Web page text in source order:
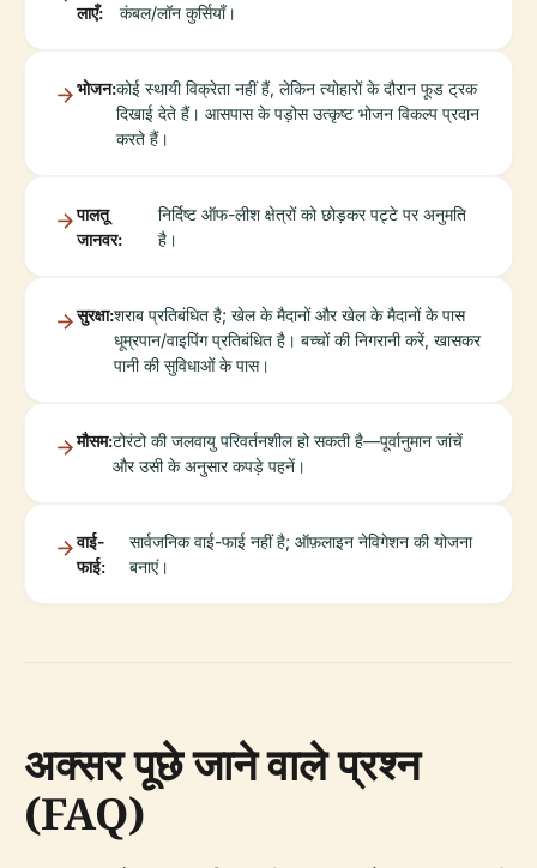
लाएँ:
कंबल/लॉन कुर्सियाँ।
भोजन:कोई स्थायी विक्रेता नहीं हैं, लेकिन त्योहारों के दौरान फूड ट्रक
दिखाई देते हैं। आसपास के पड़ोस उत्कृष्ट भोजन विकल्प प्रदान
करते हैं।
पालतू
जानवर:
निर्दिष्ट ऑफ-लीश क्षेत्रों को छोड़कर पट्टे पर अनुमति
है।
सुरक्षा:शराब प्रतिबंधित है; खेल के मैदानों और खेल के मैदानों के पास
धूम्रपान/वाइपिंग प्रतिबंधित है। बच्चों की निगरानी करें, खासकर
पानी की सुविधाओं के पास।
मौसम:टोरंटो की जलवायु परिवर्तनशील हो सकती है—पूर्वानुमान जांचें
और उसी के अनुसार कपड़े पहनें।
वाई-
फाई:
सार्वजनिक वाई-फाई नहीं है; ऑफ़लाइन नेविगेशन की योजना
बनाएं।
अक्सर पूछे जाने वाले प्रश्न
(FAQ)